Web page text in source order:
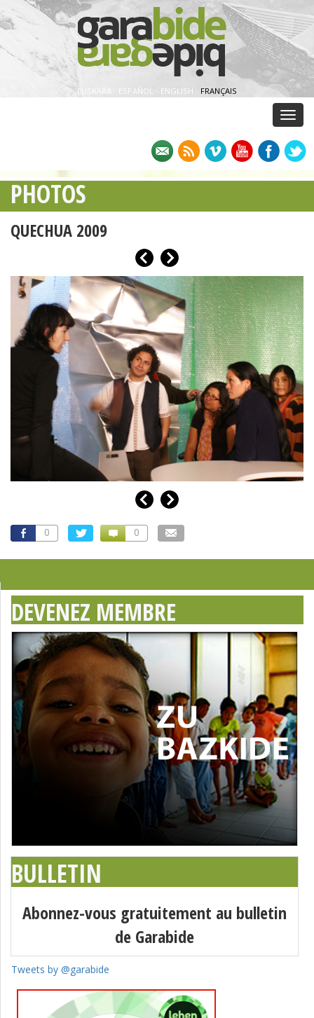
EUSKARA ESPAÑOL · ENGLISH · FRANÇAIS
PHOTOS
QUECHUA 2009
0 0
DEVENEZ MEMBRE
BULLETIN
Abonnez-vous gratuitement au bulletin
de Garabide
Tweets by @garabide